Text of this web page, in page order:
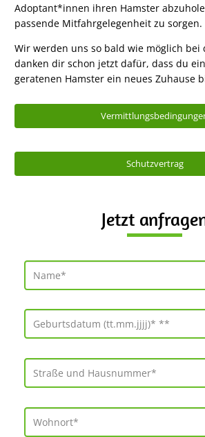
Adoptant*innen ihren Hamster
passende Mitfahrgelegenheit zu sorgen.
Wir werden uns so bald wie möglich
danken dir schon jetzt dafür, dass du
geratenen Hamster ein neues Zuhause
Schutzvertrag
Jetzt